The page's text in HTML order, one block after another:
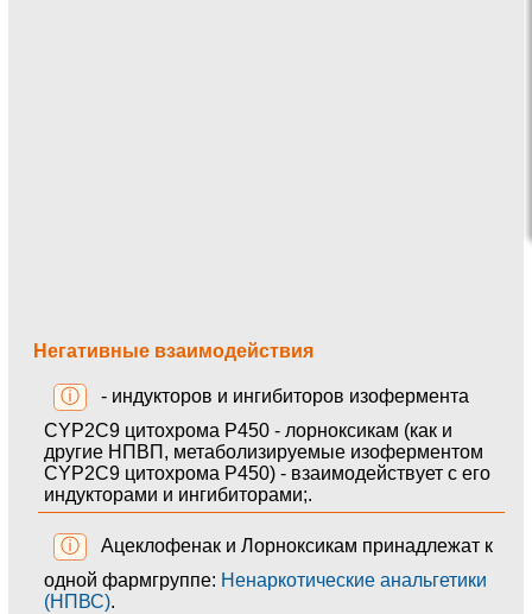
Негативные взаимодействия
ⓘ
- индукторов и ингибиторов изофермента
CYP2C9 цитохрома P450 - лорноксикам (как и
другие НПВП, метаболизируемые изоферментом
CYP2C9 цитохрома P450) - взаимодействует с его
индукторами и ингибиторами;.
ⓘ
Ацеклофенак и Лорноксикам принадлежат к
одной фармгруппе: Ненаркотические анальгетики
(НПВС).